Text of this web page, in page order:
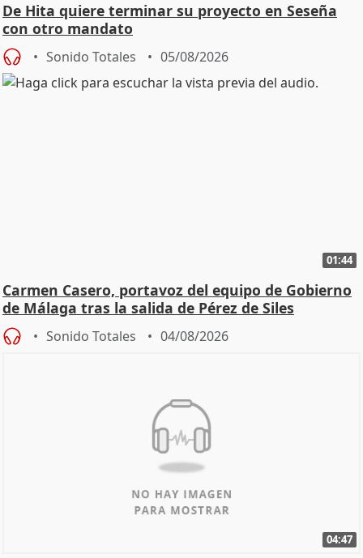
De Hita quiere terminar su proyecto en Seseña
con otro mandato
Sonido Totales 05/08/2026
01:44
Carmen Casero, portavoz del equipo de Gobierno
de Málaga tras la salida de Pérez de Siles
Sonido Totales 04/08/2026
04:47